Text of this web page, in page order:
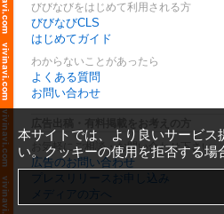
びびなびをはじめて利用される方
びびなびCLS
はじめてガイド
わからないことがあったら
よくある質問
お問い合わせ
お気軽にご相談・お問い合わせ下さい
広告のお問い合わせ
プレスリリースお申し込み
メディアの方へ
本サイトでは、より良いサービ
い。クッキーの使用を拒否する場